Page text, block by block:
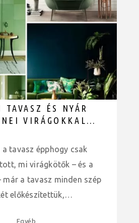
ÉS NYÁR
VIRÁGOKKAL…
a tavasz épphogy csak
mi virágkötők – és a
már a tavasz minden szép
előkészítettük,…
Egyéb